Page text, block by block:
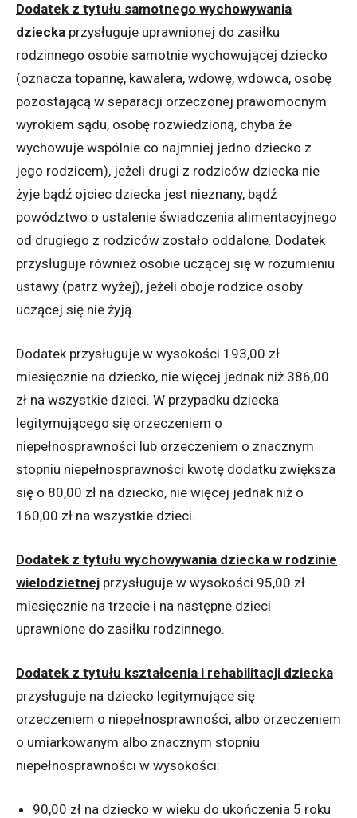
Dodatek z tytułu samotnego wychowywania
dziecka przysługuje uprawnionej do zasiłku
rodzinnego osobie samotnie wychowującej dziecko
(oznacza topannę, kawalera, wdowę, wdowca, osobę
pozostającą w separacji orzeczonej prawomocnym
wyrokiem sądu, osobę rozwiedzioną, chyba że
wychowuje wspólnie co najmniej jedno dziecko z
jego rodzicem), jeżeli drugi z rodziców dziecka nie
żyje bądź ojciec dziecka jest nieznany, bądź
powództwo o ustalenie świadczenia alimentacyjnego
od drugiego z rodziców zostało oddalone. Dodatek
przysługuje również osobie uczącej się w rozumieniu
ustawy (patrz wyżej), jeżeli oboje rodzice osoby
uczącej się nie żyją.
Dodatek przysługuje w wysokości 193,00 zł
miesięcznie na dziecko, nie więcej jednak niż 386,00
zł na wszystkie dzieci. W przypadku dziecka
legitymującego się orzeczeniem o
niepełnosprawności lub orzeczeniem o znacznym
stopniu niepełnosprawności kwotę dodatku zwiększa
się o 80,00 zł na dziecko, nie więcej jednak niż o
160,00 zł na wszystkie dzieci.
Dodatek z tytułu wychowywania dziecka w rodzinie
wielodzietnej przysługuje w wysokości 95,00 zł
miesięcznie na trzecie i na następne dzieci
uprawnione do zasiłku rodzinnego.
Dodatek z tytułu kształcenia i rehabilitacji dziecka
przysługuje na dziecko legitymujące się
orzeczeniem o niepełnosprawności, albo orzeczeniem
o umiarkowanym albo znacznym stopniu
niepełnosprawności w wysokości:
90,00 zł na dziecko w wieku do ukończenia 5 roku